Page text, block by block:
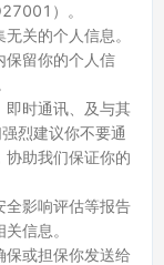
）。
关的个人信息。
保留你的个人信
即时通讯、及与其
烈建议你不要通
协助我们保证你的
全影响评估等报告
信息。
保或担保你发送给